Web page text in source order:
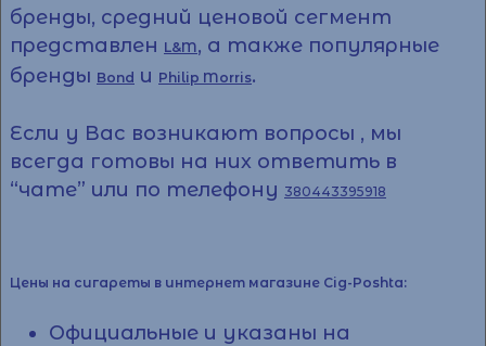
бренды, средний ценовой сегмент
представлен L&M, а также популярные
бренды Bond и Philip Morris.
Если у Вас возникают вопросы , мы
всегда готовы на них ответить в
“чате” или по телефону 380443395918
Цены на сигареты в интернет магазине Cig-Poshta:
Официальные и указаны на